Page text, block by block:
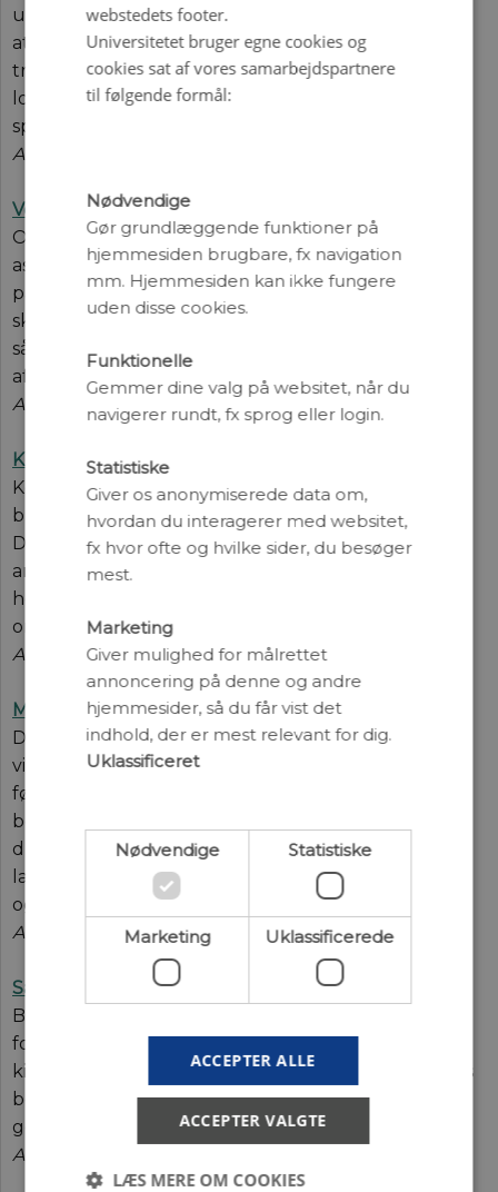
udfordring – især hvis der også skal tages hensyn til,
at varerne kan pakkes om undervejs. For
transportvirksomhederne kan forbedrede
logistikværktøjer betyde store gevinster i form af
sparet tid og brændstof.
Af Carsten Broder Hansen
Venuspassage – en astronomisk meterstok (pdf)
Onsdag den 6. juni er der en meget sjælden
astronomisk begivenhed i vente. Planeten Venus
passerer denne dag ind mellem Solen og Jorden og
skaber en såkaldt venuspassage. Historisk set har
sådanne passager spillet en stor rolle for måling af
afstande i Solsystemet.
Af Michael Linden-Vørnle
Kemometriens mange muligheder (pdf)
Kemometri er populært sagt en metode til at hive
brugbar information ud af enorme datamængder.
Det er således en disciplin, der har uanede
anvendelsesmuligheder. Og i Danmark er vi med
helt fremme i den internationale forskningsfront på
området.
Af Rasmus Bro og Birger Pedersen
Methylenblåts mange liv (pdf)
Det syntetiske farvestof methylenblåt har spillet en
vigtig rolle i medicinalforskningen gennem tiden –
først som behandling mod malaria, siden i en
bearbejdet udgave til behandling af skizofrene. Nu
dukker det endnu engang op i
lægemiddelforskningen i kampen mod Alzheimers
og ikke mindst multiresistente bakterier.
Af Lars Onslev
Satellitterne spotter den smeltende is (pdf)
Billeder fra Landsat-satellitterne, der siden 1972 har
fotograferet Jorden, har vist sig som en værdifuld
kilde til information om, hvordan glestchere i afsides
beliggende områder i Arktis har forandret sig
gennem tiden.
Af Jeppe K. Malmros og Sebastian H. Mernild
webstedets footer.
Universitetet bruger egne cookies og
cookies sat af vores samarbejdspartnere
til følgende formål:
Nødvendige
Gør grundlæggende funktioner på
hjemmesiden brugbare, fx navigation
mm. Hjemmesiden kan ikke fungere
uden disse cookies.
Funktionelle
Gemmer dine valg på websitet, når du
navigerer rundt, fx sprog eller login.
Statistiske
Giver os anonymiserede data om,
hvordan du interagerer med websitet,
fx hvor ofte og hvilke sider, du besøger
mest.
Marketing
Giver mulighed for målrettet
annoncering på denne og andre
hjemmesider, så du får vist det
indhold, der er mest relevant for dig.
Uklassificeret
Nødvendige Statistiske
Marketing Uklassificerede
ACCEPTER ALLE
ACCEPTER VALGTE
LÆS MERE OM COOKIES